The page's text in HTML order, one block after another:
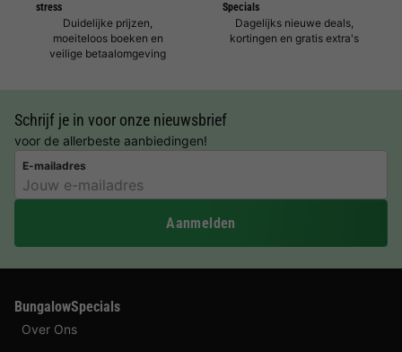
stress
Duidelijke prijzen,
moeiteloos boeken en
veilige betaalomgeving
Specials
Dagelijks nieuwe deals,
kortingen en gratis extra's
Schrijf je in voor onze nieuwsbrief
voor de allerbeste aanbiedingen!
E-mailadres
Aanmelden
BungalowSpecials
Over Ons